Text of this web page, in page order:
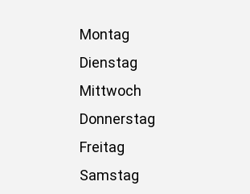
Montag
Dienstag
Mittwoch
Donnerstag
Freitag
Samstag